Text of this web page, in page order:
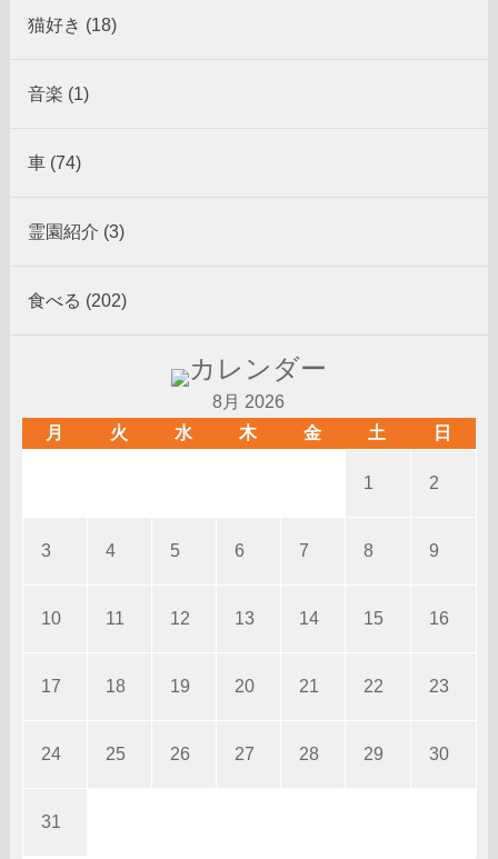
猫好き (18)
音楽 (1)
車 (74)
霊園紹介 (3)
食べる (202)
8月 2026
月
火 水 木 金 土 日
1 2
3 4 5 6 7 8 9
10 11 12 13 14 15 16
17 18 19 20 21 22 23
24 25 26 27 28 29 30
31